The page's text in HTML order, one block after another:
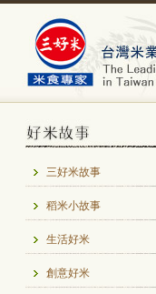
三好米故事
稻米小故事
生活好米
創意好米